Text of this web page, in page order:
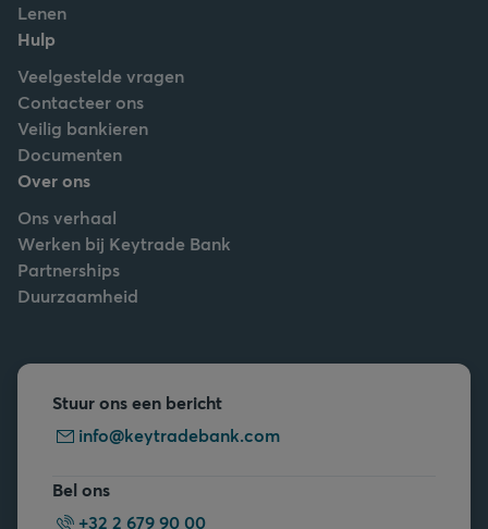
Lenen
Hulp
Veelgestelde vragen
Contacteer ons
Veilig bankieren
Documenten
Over ons
Ons verhaal
Werken bij Keytrade Bank
Partnerships
Duurzaamheid
Stuur ons een bericht
info@keytradebank.com
Bel ons
+32 2 679 90 00